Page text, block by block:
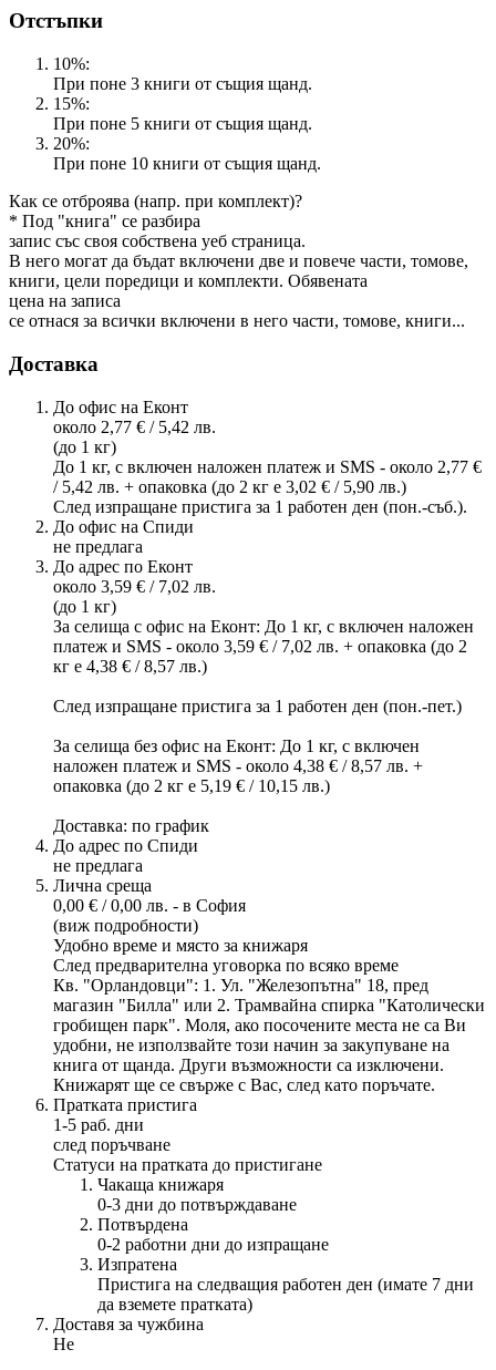
Отстъпки
10%:
При поне 3 книги от същия щанд.
15%:
При поне 5 книги от същия щанд.
20%:
При поне 10 книги от същия щанд.
Как се отброява (напр. при комплект)?
* Под "книга" се разбира
запис със своя собствена уеб страница.
В него могат да бъдат включени две и повече части, томове,
книги, цели поредици и комплекти. Обявената
цена на записа
се отнася за всички включени в него части, томове, книги...
Доставка
До офис на Еконт
около 2,77 € / 5,42 лв.
(до 1 кг)
До 1 кг, с включен наложен платеж и SMS - около 2,77 €
/ 5,42 лв. + опаковка (до 2 кг е 3,02 € / 5,90 лв.)
След изпращане пристига за 1 работен ден (пон.-съб.).
До офис на Спиди
не предлага
До адрес по Еконт
около 3,59 € / 7,02 лв.
(до 1 кг)
За селища с офис на Еконт: До 1 кг, с включен наложен
платеж и SMS - около 3,59 € / 7,02 лв. + опаковка (до 2
кг е 4,38 € / 8,57 лв.)
След изпращане пристига за 1 работен ден (пон.-пет.)
За селища без офис на Еконт: До 1 кг, с включен
наложен платеж и SMS - около 4,38 € / 8,57 лв. +
опаковка (до 2 кг е 5,19 € / 10,15 лв.)
Доставка: по график
До адрес по Спиди
не предлага
Лична среща
0,00 € / 0,00 лв. - в София
(виж подробности)
Удобно време и място за книжаря
След предварителна уговорка по всяко време
Кв. "Орландовци": 1. Ул. "Железопътна" 18, пред
магазин "Билла" или 2. Трамвайна спирка "Католически
гробищен парк". Моля, ако посочените места не са Ви
удобни, не използвайте този начин за закупуване на
книга от щанда. Други възможности са изключени.
Книжарят ще се свърже с Вас, след като поръчате.
Пратката пристига
1-5 раб. дни
след поръчване
Статуси на пратката до пристигане
Чакаща книжаря
0-3 дни до потвърждаване
Потвърдена
0-2 работни дни до изпращане
Изпратена
Пристига на следващия работен ден (имате 7 дни
да вземете пратката)
Доставя за чужбина
Не